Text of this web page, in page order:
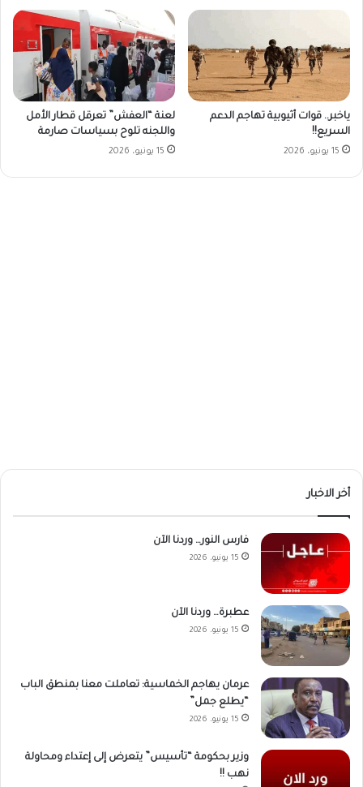
ياخبر.. قوات أثيوبية تهاجم الدعم
السريع!!
15 يونيو، 2026
لعنة “العفش” تعرقل قطار الأمل
واللجنه تلوح بسياسات صارمة
15 يونيو، 2026
أخر الاخبار
فارس النور… وردنا الآن
15 يونيو، 2026
عطبرة… وردنا الآن
15 يونيو، 2026
عرمان يهاجم الخماسية: تعاملت معنا بمنطق الباب
“يطلع جمل”
15 يونيو، 2026
وزير بحكومة “تأسيس” يتعرض إلى إعتداء ومحاولة
نهب !!